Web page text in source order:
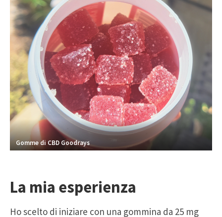
Gomme di CBD Goodrays
La mia esperienza
Ho scelto di iniziare con una gommina da 25 mg